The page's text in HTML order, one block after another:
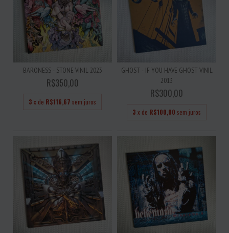
BARONESS - STONE VINIL 2023
R$350,00
3 x de R$116,67 sem juros
GHOST - IF YOU HAVE GHOST VINIL
2013
R$300,00
3 x de R$100,00 sem juros